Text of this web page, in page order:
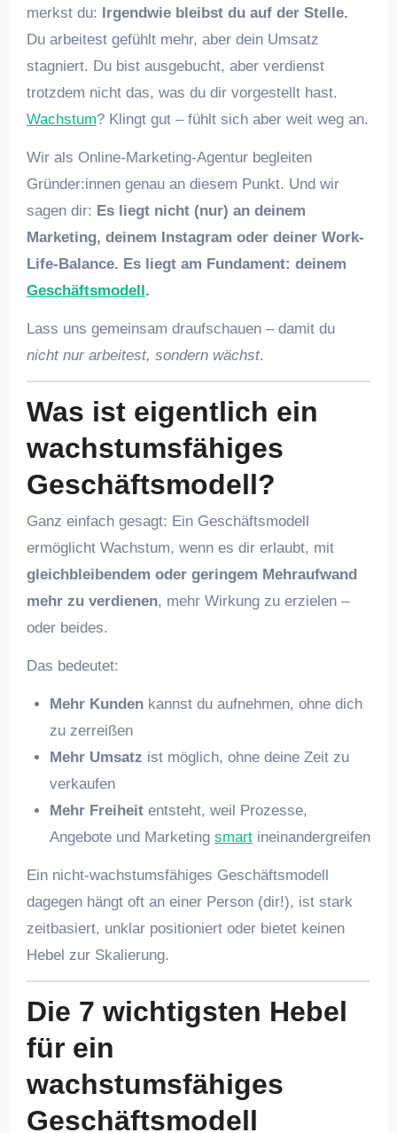
merkst du: Irgendwie bleibst du auf der Stelle.
Du arbeitest gefühlt mehr, aber dein Umsatz
stagniert. Du bist ausgebucht, aber verdienst
trotzdem nicht das, was du dir vorgestellt hast.
Wachstum? Klingt gut – fühlt sich aber weit weg an.
Wir als Online-Marketing-Agentur begleiten
Gründer:innen genau an diesem Punkt. Und wir
sagen dir: Es liegt nicht (nur) an deinem
Marketing, deinem Instagram oder deiner Work-
Life-Balance. Es liegt am Fundament: deinem
Geschäftsmodell.
Lass uns gemeinsam draufschauen – damit du
nicht nur arbeitest, sondern wächst.
Was ist eigentlich ein
wachstumsfähiges
Geschäftsmodell?
Ganz einfach gesagt: Ein Geschäftsmodell
ermöglicht Wachstum, wenn es dir erlaubt, mit
gleichbleibendem oder geringem Mehraufwand
mehr zu verdienen, mehr Wirkung zu erzielen –
oder beides.
Das bedeutet:
Mehr Kundenkannst du aufnehmen, ohne dich
zu zerreißen
Mehr Umsatz ist möglich, ohne deine Zeit zu
verkaufen
Mehr Freiheitentsteht, weil Prozesse,
Angebote und Marketing smartineinandergreifen
Ein nicht-wachstumsfähiges Geschäftsmodell
dagegen hängt oft an einer Person (dir!), ist stark
zeitbasiert, unklar positioniert oder bietet keinen
Hebel zur Skalierung.
Die 7 wichtigsten Hebel
für ein
wachstumsfähiges
Geschäftsmodell